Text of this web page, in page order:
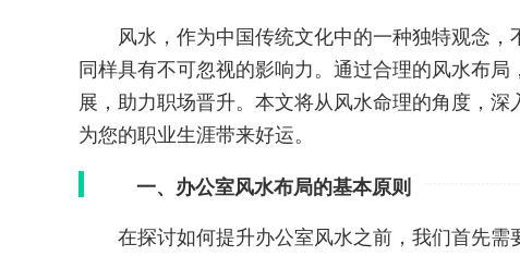
风水，作为中国传统文化中的一种独特观念
同样具有不可忽视的影响力。通过合理的风水布
展，助力职场晋升。本文将从风水命理的角度，
为您的职业生涯带来好运。
一、办公室风水布局的基本原则
在探讨如何提升办公室风水之前，我们首先